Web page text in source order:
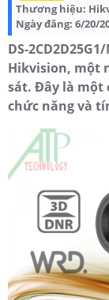
Thương hiệu:
Ngày đăng: 6/20/
DS-
Hikvision, một
sát. Đây là một
chức năng và